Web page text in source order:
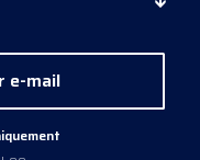
e-mail